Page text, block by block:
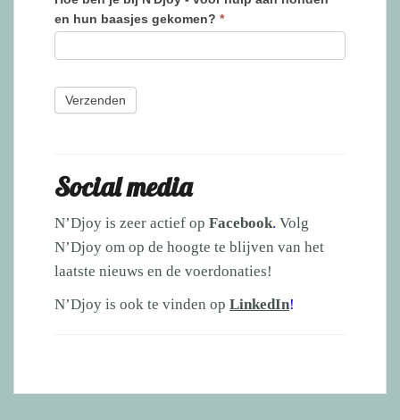
en hun baasjes gekomen? *
Social media
N’Djoy is zeer actief op Facebook. Volg
N’Djoy om op de hoogte te blijven van het
laatste nieuws en de voerdonaties!
N’Djoy is ook te vinden op LinkedIn!